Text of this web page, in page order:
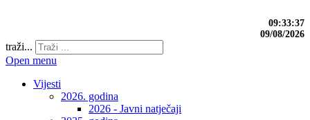
09:33:38
09/08/2026
traži...
Open menu
Vijesti
2026. godina
2026 - Javni natječaji